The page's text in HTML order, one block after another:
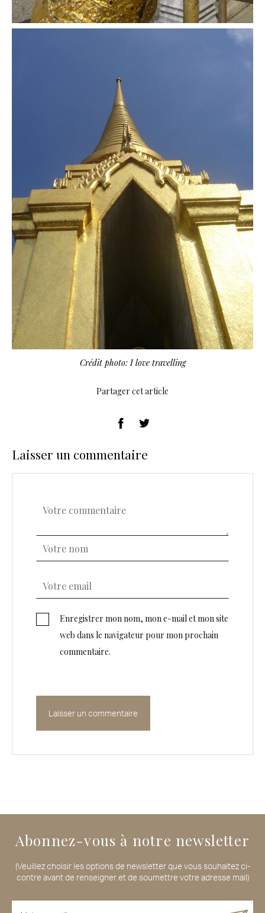
Crédit photo: I love travelling
Partager cet article
Laisser un commentaire
Enregistrer mon nom, mon e-mail et mon site
web dans le navigateur pour mon prochain
commentaire.
Abonnez-vous à notre newsletter
(Veuillez choisir les options de newsletter que vous souhaitez ci-
contre avant de renseigner et de soumettre votre adresse mail)